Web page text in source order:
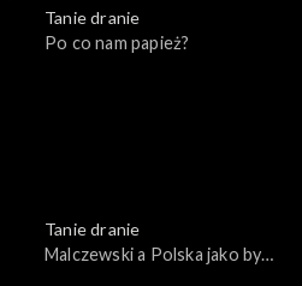
Tanie dranie
Po co nam papież?
Tanie dranie
Malczewski a Polska jako byt